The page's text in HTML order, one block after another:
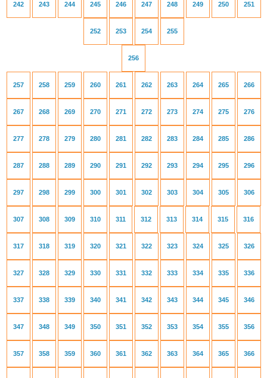
242 243 244 245 246 247 248 249 250 251
252 253 254 255
256
257 258 259 260 261 262 263 264 265 266
267 268 269 270 271 272 273 274 275 276
277 278 279 280 281 282 283 284 285 286
287 288 289 290 291 292 293 294 295 296
297 298 299 300 301 302 303 304 305 306
307 308 309 310 311 312 313 314 315 316
317 318 319 320 321 322 323 324 325 326
327 328 329 330 331 332 333 334 335 336
337 338 339 340 341 342 343 344 345 346
347 348 349 350 351 352 353 354 355 356
357 358 359 360 361 362 363 364 365 366